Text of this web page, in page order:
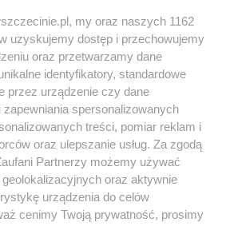
Specjalny koncert z okazji
20. urodzin portalu
wSzczecinie.pl
Regulamin konkursów
śniadaniówka "Hej
Szczecin! Jest piątek!"
my oraz naszych 1162
uzyskujemy dostęp i przechowujemy
oraz przetwarzamy dane
identyfikatory, standardowe
przez urządzenie czy dane
zapewniania spersonalizowanych
treści, pomiar reklam i
oraz ulepszanie usług. Za zgodą
Partnerzy możemy używać
geolokalizacyjnych oraz aktywnie
urządzenia do celów
cenimy Twoją prywatność, prosimy